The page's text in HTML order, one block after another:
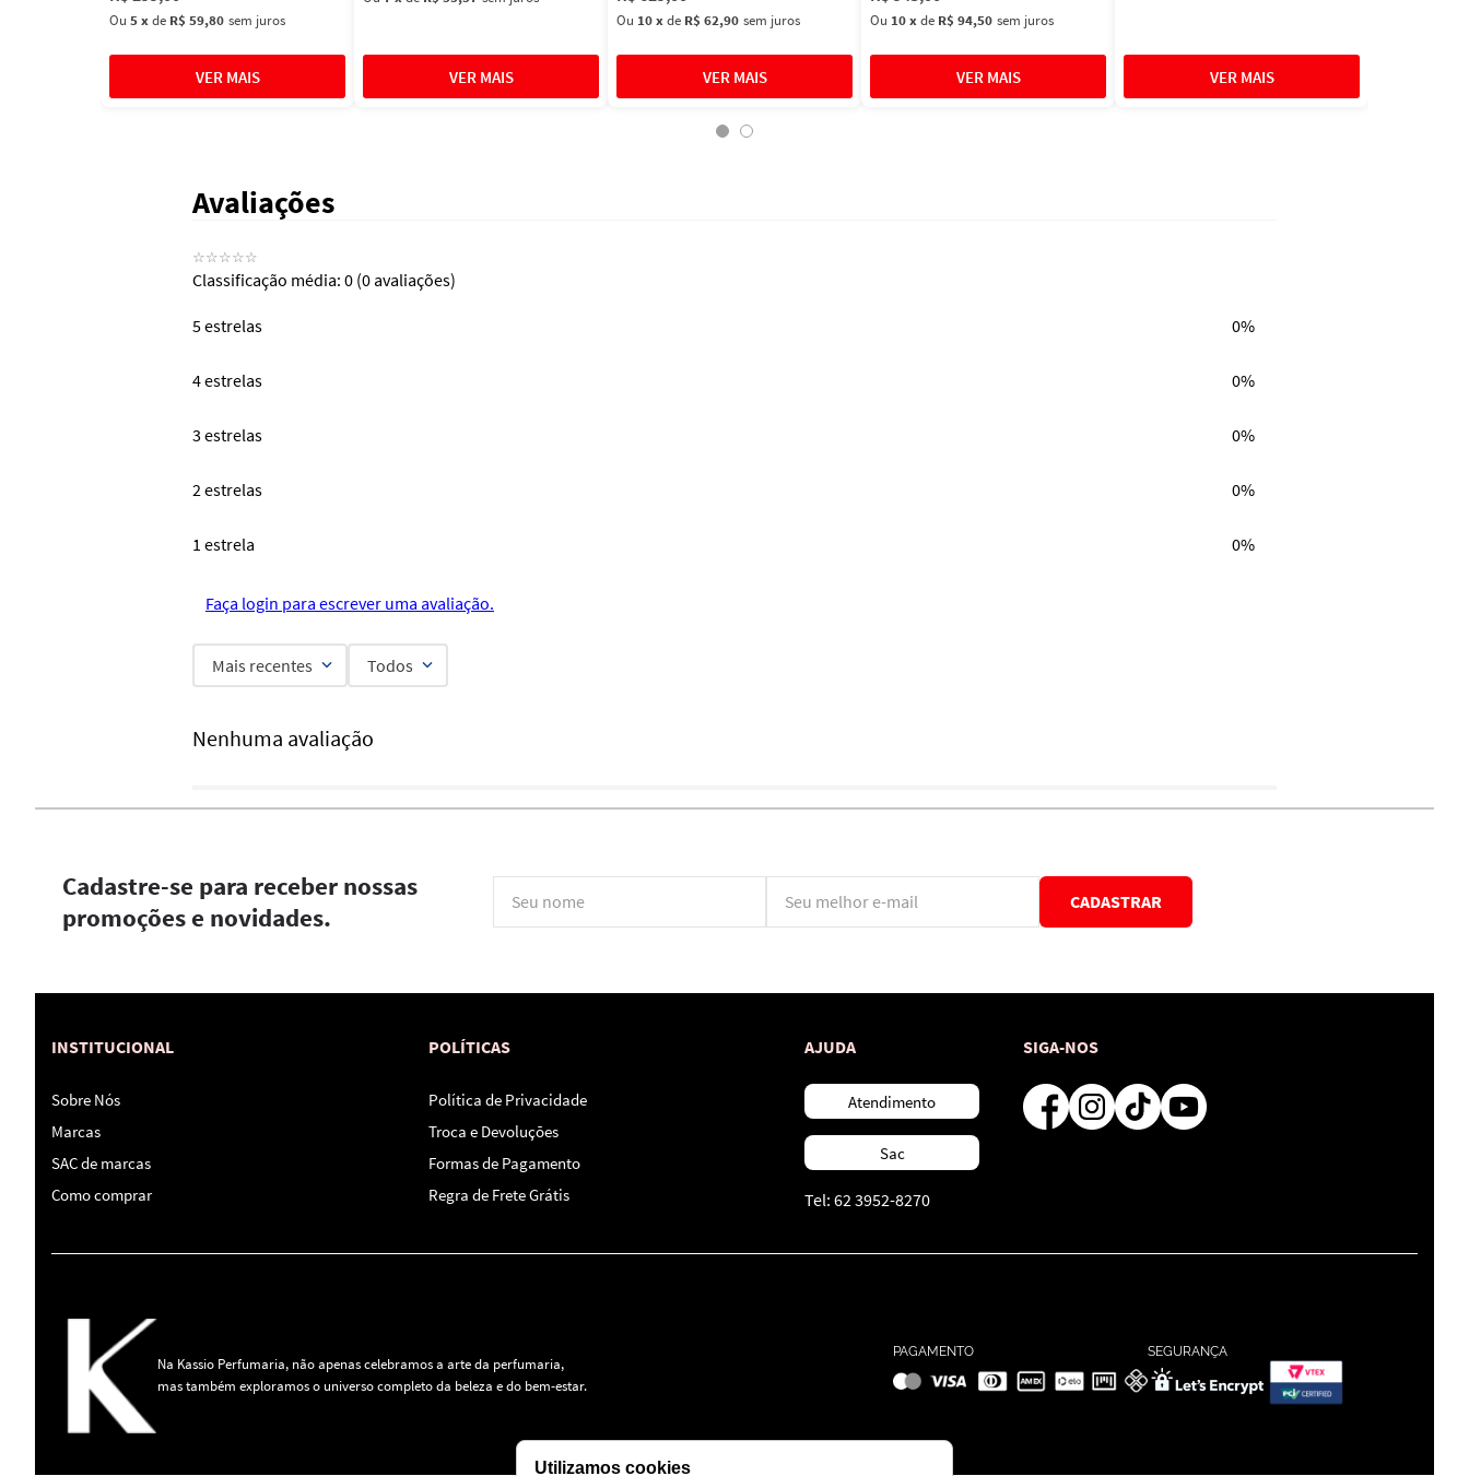
Ou 5xde R$ 59,80 sem juros Ou 10xde R$ 62,90 sem juros Ou 10xde R$ 94,50 sem juros
Avaliações
☆☆☆☆☆
Classificação média: 0 (0 avaliações)
5 estrelas 0%
4 estrelas 0%
3 estrelas 0%
2 estrelas 0%
1 estrela 0%
Faça login para escrever uma avaliação.
Mais recentes Todos
Nenhuma avaliação
Cadastre-se para receber nossas
promoções e novidades.
CADASTRAR
INSTITUCIONAL
Sobre Nós
Marcas
SAC de marcas
Como comprar
POLÍTICAS
Política de Privacidade
Troca e Devoluções
Formas de Pagamento
Regra de Frete Grátis
AJUDA
Atendimento
Sac
Tel: 62 3952-8270
SIGA-NOS
Na Kassio Perfumaria, não apenas celebramos a arte da perfumaria,
mas também exploramos o universo completo da beleza e do bem-estar.
PAGAMENTO SEGURANÇA
Utilizamos cookies